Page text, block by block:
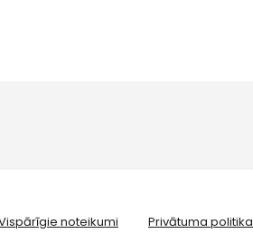
noteikumi Privātuma politika